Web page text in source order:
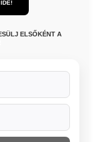
ELSŐKÉNT A